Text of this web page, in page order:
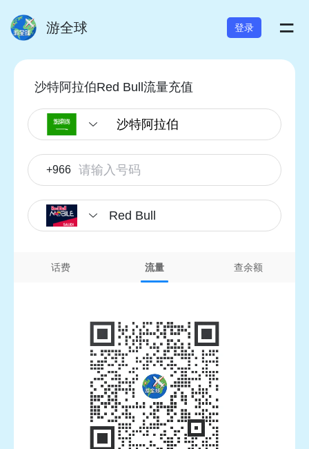
游全球 登录 =
沙特阿拉伯Red Bull流量充值
+966
Red Bull
话费 流量 查余额